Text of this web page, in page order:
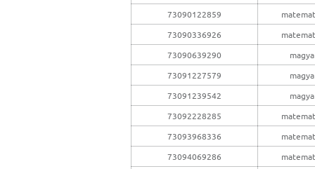
73090122859
73090336926
73090639290
73091227579
73091239542
73092228285
73093968336
73094069286